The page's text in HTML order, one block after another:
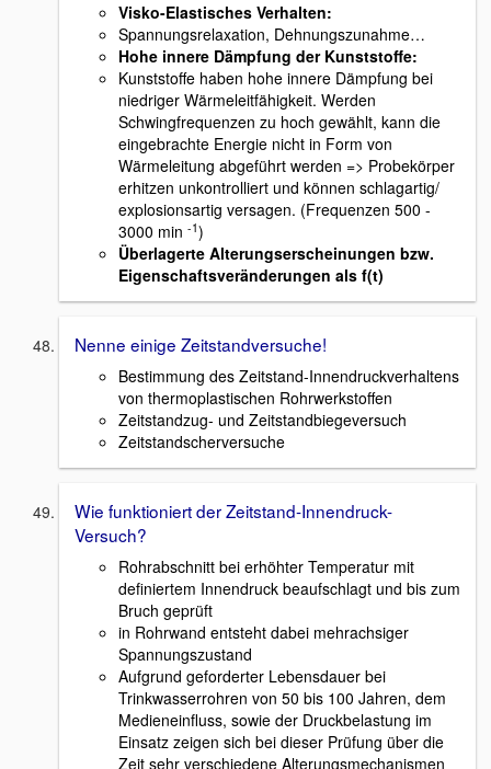
Visko-Elastisches Verhalten:
Spannungsrelaxation, Dehnungszunahme…
Hohe innere Dämpfung der Kunststoffe:
Kunststoffe haben hohe innere Dämpfung bei
niedriger Wärmeleitfähigkeit. Werden
Schwingfrequenzen zu hoch gewählt, kann die
eingebrachte Energie nicht in Form von
Wärmeleitung abgeführt werden => Probekörper
erhitzen unkontrolliert und können schlagartig/
explosionsartig versagen. (Frequenzen 500 -
3000 min -1)
Überlagerte Alterungserscheinungen bzw.
Eigenschaftsveränderungen als f(t)
Nenne einige Zeitstandversuche!
Bestimmung des Zeitstand-Innendruckverhaltens
von thermoplastischen Rohrwerkstoffen
Zeitstandzug- und Zeitstandbiegeversuch
Zeitstandscherversuche
Wie funktioniert der Zeitstand-Innendruck-
Versuch?
Rohrabschnitt bei erhöhter Temperatur mit
definiertem Innendruck beaufschlagt und bis zum
Bruch geprüft
in Rohrwand entsteht dabei mehrachsiger
Spannungszustand
Aufgrund geforderter Lebensdauer bei
Trinkwasserrohren von 50 bis 100 Jahren, dem
Medieneinfluss, sowie der Druckbelastung im
Einsatz zeigen sich bei dieser Prüfung über die
Zeit sehr verschiedene Alterungsmechanismen